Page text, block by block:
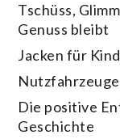
Tschüss,
Genuss bleibt
Jacken für
Die positive
Geschichte